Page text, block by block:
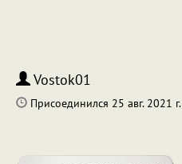
Vostok01
Присоединился 25 авг. 2021 г.